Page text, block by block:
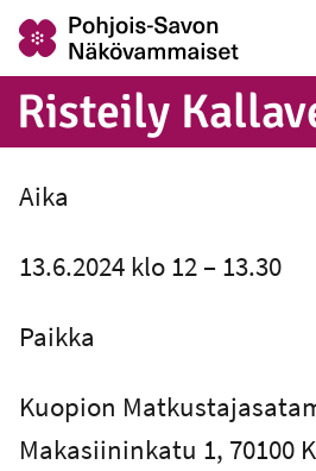
Risteily
Aika
13.6.2024 klo 12 – 13.30
Paikka
Kuopion
Makasiininkatu 1, 70100